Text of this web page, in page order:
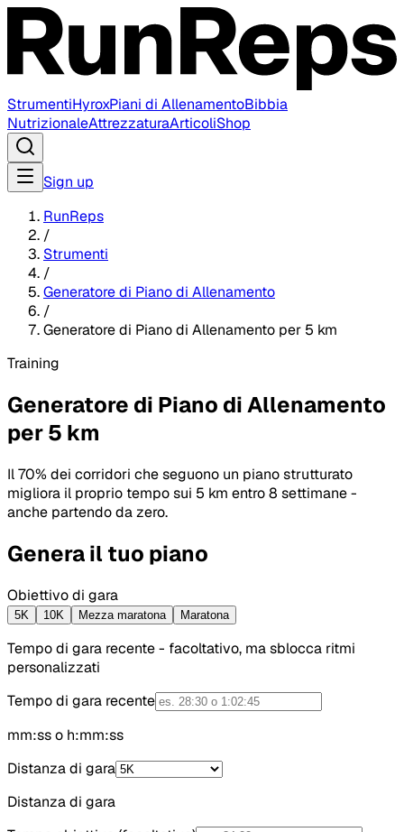
StrumentiHyroxPiani di AllenamentoBibbia
NutrizionaleAttrezzaturaArticoliShop
Sign up
RunReps
/
Strumenti
/
Generatore di Piano di Allenamento
/
Generatore di Piano di Allenamento per 5 km
Training
Generatore di Piano di Allenamento
per 5 km
Il 70% dei corridori che seguono un piano strutturato
migliora il proprio tempo sui 5 km entro 8 settimane -
anche partendo da zero.
Genera il tuo piano
Obiettivo di gara
5K 10K Mezza maratona Maratona
Tempo di gara recente- facoltativo, ma sblocca ritmi
personalizzati
Tempo di gara recente
mm:ss o h:mm:ss
Distanza di gara
Distanza di gara